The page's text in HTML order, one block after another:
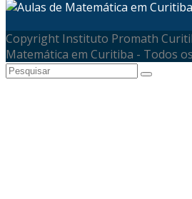
Copyright Instituto Promath
Matemática em Curitiba - Todos